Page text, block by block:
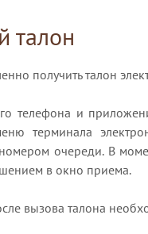
талон
получить талон
телефона и
терминала
очереди. В
в окно приема.
вызова талона